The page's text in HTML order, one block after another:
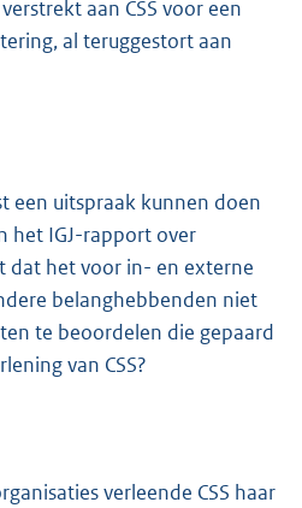
aan CSS voor een
al teruggestort aan
een uitspraak kunnen doen
het IGJ-rapport over
dat het voor in- en externe
belanghebbenden niet
te beoordelen die gepaard
van CSS?
verleende CSS haar